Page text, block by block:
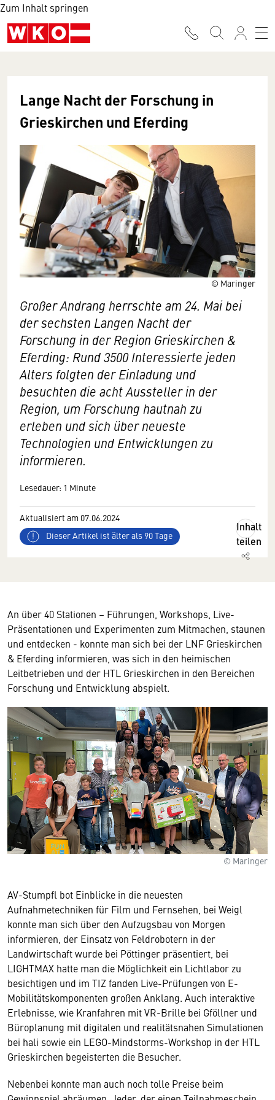
Zum Inhalt springen
© Maringer
Lange Nacht der Forschung in
Grieskirchen und Eferding
Großer Andrang herrschte am 24. Mai bei
der sechsten Langen Nacht der
Forschung in der Region Grieskirchen &
Eferding: Rund 3500 Interessierte jeden
Alters folgten der Einladung und
besuchten die acht Aussteller in der
Region, um Forschung hautnah zu
erleben und sich über neueste
Technologien und Entwicklungen zu
informieren.
Lesedauer: 1 Minute
Aktualisiert am 07.06.2024
Dieser Artikel ist älter als 90 Tage
Inhalt
teilen
An über 40 Stationen – Führungen, Workshops, Live-
Präsentationen und Experimenten zum Mitmachen, staunen
und entdecken - konnte man sich bei der LNF Grieskirchen
& Eferding informieren, was sich in den heimischen
Leitbetrieben und der HTL Grieskirchen in den Bereichen
Forschung und Entwicklung abspielt.
© Maringer
AV-Stumpfl bot Einblicke in die neuesten
Aufnahmetechniken für Film und Fernsehen, bei Weigl
konnte man sich über den Aufzugsbau von Morgen
informieren, der Einsatz von Feldrobotern in der
Landwirtschaft wurde bei Pöttinger präsentiert, bei
LIGHTMAX hatte man die Möglichkeit ein Lichtlabor zu
besichtigen und im TIZ fanden Live-Prüfungen von E-
Mobilitätskomponenten großen Anklang. Auch interaktive
Erlebnisse, wie Kranfahren mit VR-Brille bei Gföllner und
Büroplanung mit digitalen und realitätsnahen Simulationen
bei hali sowie ein LEGO-Mindstorms-Workshop in der HTL
Grieskirchen begeisterten die Besucher.
Nebenbei konnte man auch noch tolle Preise beim